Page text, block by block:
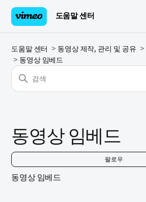
도움말 센터
도움말 센터 동영상 제작, 관리 및 공유
동영상 임베드
동영상 임베드
팔로우
동영상 임베드